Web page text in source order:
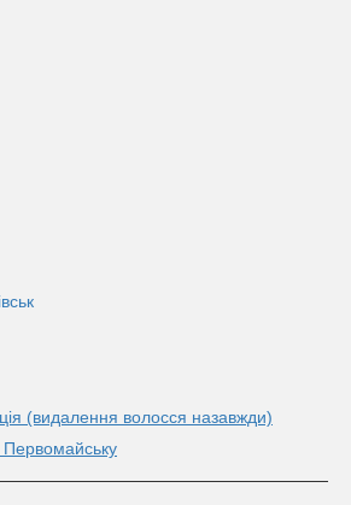
(видалення волосся назавжди)
Первомайську